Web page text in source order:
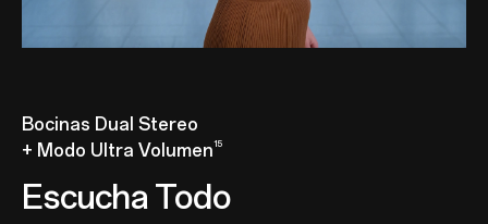
Bocinas Dual Stereo
+ Modo Ultra Volumen 15
Escucha Todo